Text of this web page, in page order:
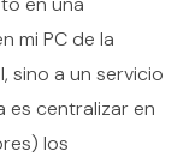
mi PC de la
sino a un servicio
es centralizar en
los